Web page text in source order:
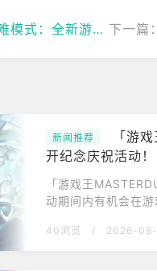
全新游戏内容上线 下一篇：
新闻推荐
「游
开纪念庆祝活动！
「游戏王
动期间内有机会在
40浏览 / 2026-